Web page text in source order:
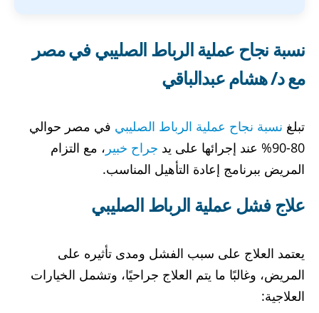
نسبة نجاح عملية الرباط الصليبي في مصر
مع د/ هشام عبدالباقي
تبلغ نسبة نجاح عملية الرباط الصليبي في مصر حوالي
80-90% عند إجرائها على يد
جراح خبير ، مع التزام
المريض ببرنامج إعادة التأهيل المناسب.
علاج فشل عملية الرباط الصليبي
يعتمد العلاج على سبب الفشل ومدى تأثيره على
المريض، وغالبًا ما يتم العلاج جراحيًا، وتشمل الخيارات
العلاجية: